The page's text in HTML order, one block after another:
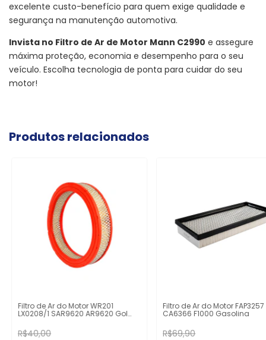
excelente custo-benefício para quem exige qualidade e
segurança na manutenção automotiva.
Invista no Filtro de Ar de Motor Mann C2990 e assegure
máxima proteção, economia e desempenho para o seu
veículo. Escolha tecnologia de ponta para cuidar do seu
motor!
Produtos relacionados
Filtro de Ar do Motor WR201
LX0208/1 SAR9620 AR9620 Gol
Cordoba Ibiza Opala Gurgel
R$40,00
Filtro de Ar do Motor FAP3257
CA6366 F1000 Gasolina
R$69,90